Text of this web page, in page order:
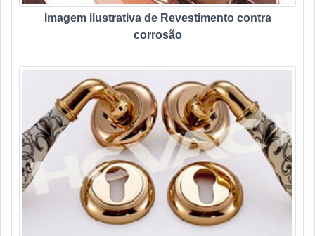
Imagem ilustrativa de Revestimento contra
corrosão